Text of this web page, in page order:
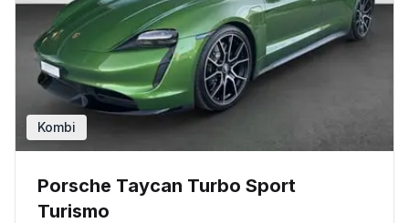
Kombi
Porsche Taycan Turbo Sport
Turismo